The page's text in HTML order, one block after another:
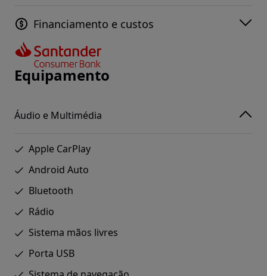
Financiamento e custos
Equipamento
Áudio e Multimédia
Apple CarPlay
Android Auto
Bluetooth
Rádio
Sistema mãos livres
Porta USB